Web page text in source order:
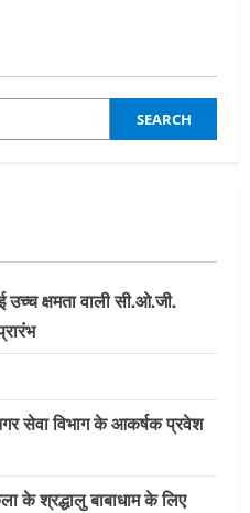
SEARCH
क्षमता वाली सी.ओ.जी.
सेवा विभाग के आकर्षक प्रवेश
के श्रद्धालु बाबाधाम के लिए